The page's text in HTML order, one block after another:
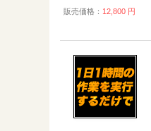
販売価格： 12,800 円